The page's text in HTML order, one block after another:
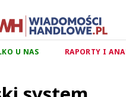
U NAS RAPORTY I